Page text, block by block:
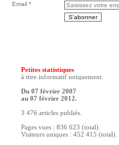
Email
Petites statistiques
à titre informatif uniquement.
Du 07 février 2007
au 07 février 2012.
3 476 articles publiés.
Pages vues : 836 623 (total).
Visiteurs uniques : 452 415 (total).